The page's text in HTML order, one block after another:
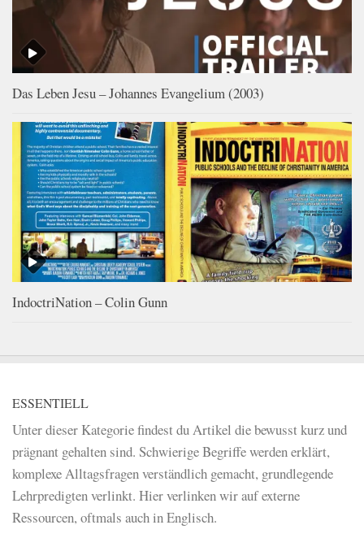
Das Leben Jesu – Johannes Evangelium (2003)
IndoctriNation – Colin Gunn
ESSENTIELL
Unter dieser Kategorie findest du Artikel die bewusst kurz und
prägnant gehalten sind. Schwierige Begriffe werden erklärt,
komplexe Alltagsfragen verständlich gemacht, grundlegende
Lehrpredigten verlinkt. Hier verlinken wir auf externe
Ressourcen, oftmals auch in Englisch.